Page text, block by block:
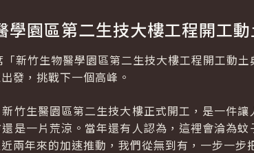
園區第二生技大樓工程開工動
新竹生物醫學園區第二生技大樓工程開工動
發，挑戰下一個高峰。
竹生醫園區第二生技大樓正式開工，是一件
是一片荒涼。當年還有人認為，這裡會淪為
兩年來的加速推動，我們從無到有，一步一步